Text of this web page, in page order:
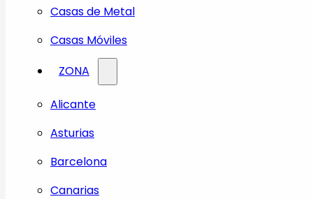
Casas de Metal
Casas Móviles
ZONA
Alicante
Asturias
Barcelona
Canarias